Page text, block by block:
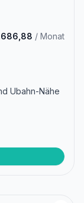
/ Monat
Ubahn-Nähe